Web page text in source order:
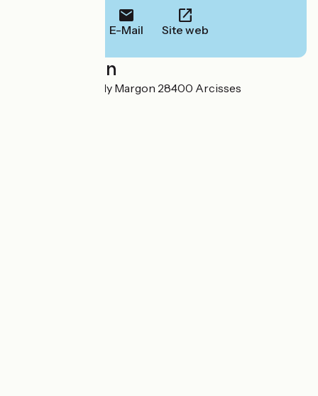
E-Mail Site web
Localisation
Manoir du Bois Joly Margon 28400 Arcisses